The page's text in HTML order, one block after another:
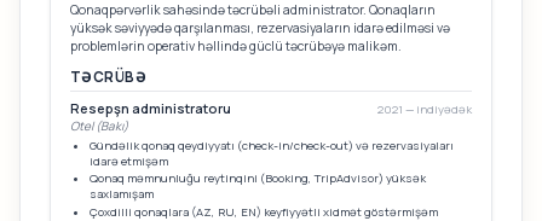
Qonaqpərvərlik sahəsində təcrübəli administrator. Qonaqların
yüksək səviyyədə qarşılanması, rezervasiyaların idarə edilməsi və
problemlərin operativ həllində güclü təcrübəyə malikəm.
TƏCRÜBƏ
Resepşn administratoru
2021 — indiyədək
Otel (Bakı)
Gündəlik qonaq qeydiyyatı (check-in/check-out) və rezervasiyaları
idarə etmişəm
Qonaq məmnunluğu reytinqini (Booking, TripAdvisor) yüksək
saxlamışam
Çoxdilli qonaqlara (AZ, RU, EN) keyfiyyətli xidmət göstərmişəm